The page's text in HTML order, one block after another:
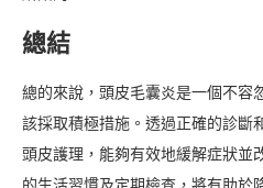
總結
總的來說，頭皮毛囊炎是一個不容
該採取積極措施。透過正確的診斷
頭皮護理，能夠有效地緩解症狀並